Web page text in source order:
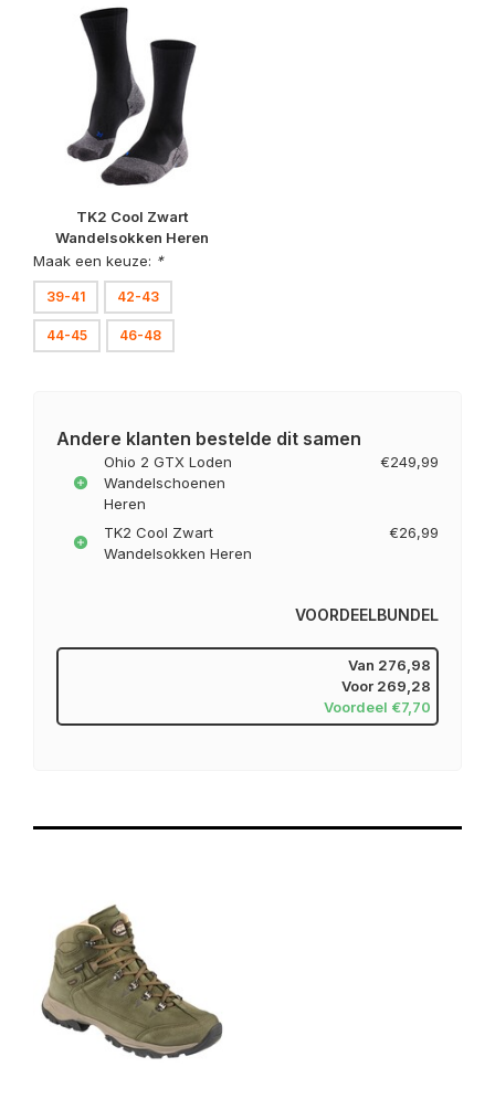
TK2 Cool Zwart
Wandelsokken Heren
Maak een keuze: *
39-41 42-43
44-45 46-48
Andere klanten bestelde dit samen
Ohio 2 GTX Loden
Wandelschoenen
Heren
€249,99
TK2 Cool Zwart
Wandelsokken Heren
€26,99
VOORDEELBUNDEL
Van 276,98
Voor 269,28
Voordeel €7,70